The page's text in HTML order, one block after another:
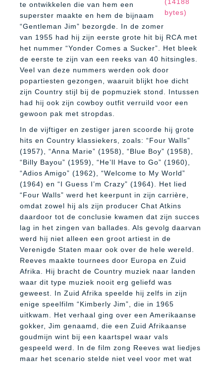
te ontwikkelen die van hem een
superster maakte en hem de bijnaam
“Gentleman Jim” bezorgde. In de zomer
van 1955 had hij zijn eerste grote hit bij RCA met
het nummer “Yonder Comes a Sucker”. Het bleek
de eerste te zijn van een reeks van 40 hitsingles.
Veel van deze nummers werden ook door
popartiesten gezongen, waaruit blijkt hoe dicht
zijn Country stijl bij de popmuziek stond. Intussen
had hij ook zijn cowboy outfit verruild voor een
gewoon pak met stropdas.
In de vijftiger en zestiger jaren scoorde hij grote
hits en Country klassiekers, zoals: “Four Walls”
(1957), “Anna Marie” (1958), “Blue Boy” (1958),
“Billy Bayou” (1959), “He’ll Have to Go” (1960),
“Adios Amigo” (1962), “Welcome to My World”
(1964) en “I Guess I’m Crazy” (1964). Het lied
“Four Walls” werd het keerpunt in zijn carrière,
omdat zowel hij als zijn producer Chat Atkins
daardoor tot de conclusie kwamen dat zijn succes
lag in het zingen van ballades. Als gevolg daarvan
werd hij niet alleen een groot artiest in de
Verenigde Staten maar ook over de hele wereld.
Reeves maakte tournees door Europa en Zuid
Afrika. Hij bracht de Country muziek naar landen
waar dit type muziek nooit erg geliefd was
geweest. In Zuid Afrika speelde hij zelfs in zijn
enige speelfilm “Kimberly Jim”, die in 1965
uitkwam. Het verhaal ging over een Amerikaanse
gokker, Jim genaamd, die een Zuid Afrikaanse
goudmijn wint bij een kaartspel waar vals
gespeeld werd. In de film zong Reeves wat liedjes
maar het scenario stelde niet veel voor met wat